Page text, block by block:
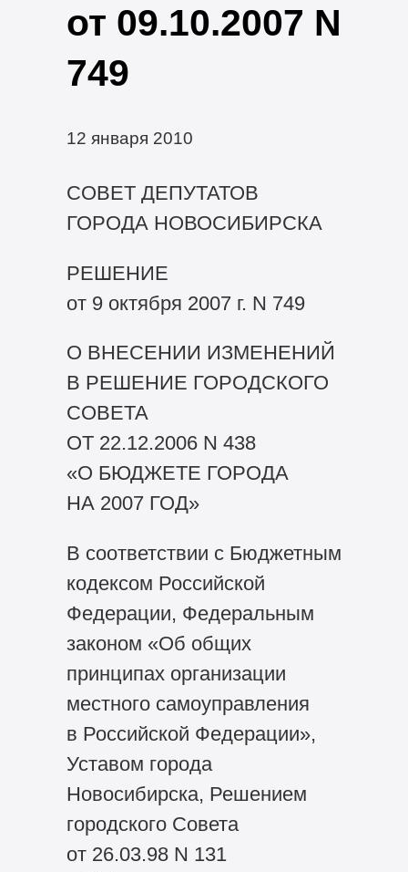
от 09.10.2007 N
749
12 января 2010
СОВЕТ ДЕПУТАТОВ
ГОРОДА НОВОСИБИРСКА
РЕШЕНИЕ
от 9 октября 2007 г. N 749
О ВНЕСЕНИИ ИЗМЕНЕНИЙ
В РЕШЕНИЕ ГОРОДСКОГО
СОВЕТА
ОТ 22.12.2006 N 438
«О БЮДЖЕТЕ ГОРОДА
НА 2007 ГОД»
В соответствии с Бюджетным
кодексом Российской
Федерации, Федеральным
законом «Об общих
принципах организации
местного самоуправления
в Российской Федерации»,
Уставом города
Новосибирска, Решением
городского Совета
от 26.03.98 N 131